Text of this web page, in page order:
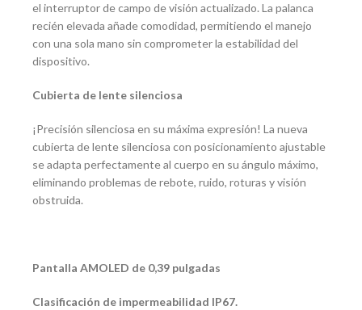
el interruptor de campo de visión actualizado. La palanca
recién elevada añade comodidad, permitiendo el manejo
con una sola mano sin comprometer la estabilidad del
dispositivo.
Cubierta de lente silenciosa
¡Precisión silenciosa en su máxima expresión! La nueva
cubierta de lente silenciosa con posicionamiento ajustable
se adapta perfectamente al cuerpo en su ángulo máximo,
eliminando problemas de rebote, ruido, roturas y visión
obstruida.
Pantalla AMOLED de 0,39 pulgadas
Clasificación de impermeabilidad IP67.